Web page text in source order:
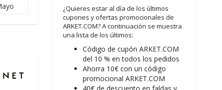
¿Quieres estar al día de los últimos
cupones y ofertas promocionales de
ARKET.COM? A continuación se muestra
una lista de los últimos:
Código de cupón ARKET.COM
del 10 % en todos los pedidos
Ahorra 10€ con un código
promocional ARKET.COM